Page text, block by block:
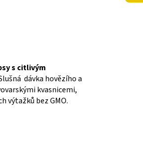
s citlivým
dávka hovězího a
kvasnicemi,
výtažků bez GMO.